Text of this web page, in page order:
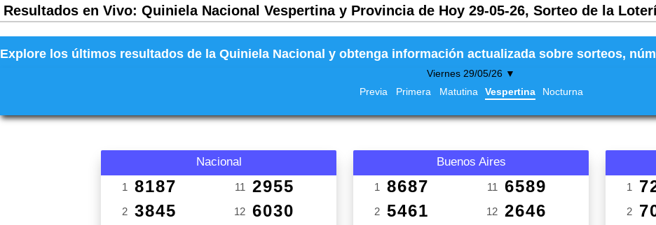
Resultados en Vivo: Quiniela Nacional Vespertina y Provincia de Hoy 29-05-26, Sorteo de la
Explore los últimos resultados de la Quiniela Nacional y obtenga información actualizada sobre sorteos,
Viernes 29/05/26 ▼
Previa
Primera Matutina Vespertina Nocturna
Nacional
1 8187
2 3845
11 2955
12 6030
Buenos Aires
1 8687
2 5461
11 6589
12 2646
1
2